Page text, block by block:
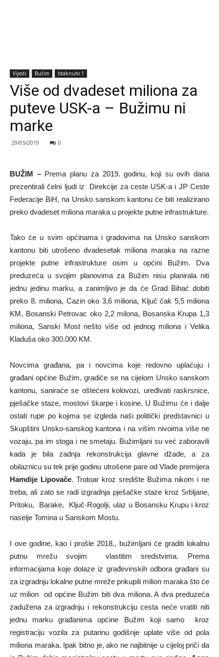
Vijesti Bužim Istaknuto 1
Više od dvadeset miliona za
puteve USK-a – Bužimu ni
marke
29/05/2019 0
BUŽIM – Prema planu za 2019. godinu, koji su ovih dana
prezentirali čelni ljudi iz Direkcije za ceste USK-a i JP Ceste
Federacije BiH, na Unsko sanskom kantonu će biti realizirano
preko dvadeset miliona maraka u projekte putne infrastrukture.
Tako će u svim općinama i gradovima na Unsko sanskom
kantonu biti utrošeno dvadesetak miliona maraka na razne
projekte putne infrastrukture osim u općini Bužim. Dva
preduzeća u svojim planovima za Bužim nisu planirala niti
jednu jedinu marku, a zanimljivo je da će Grad Bihać dobiti
preko 8. miliona, Cazin oko 3,6 miliona, Ključ čak 5,5 miliona
KM, Bosanski Petrovac oko 2,2 milona, Bosanska Krupa 1,3
miliona, Sanski Most nešto više od jednog miliona i Velika
Kladuša oko 300.000 KM.
Novcima građana, pa i novcima koje redovno uplaćuju i
građani općine Bužim, gradiće se na cijelom Unsko sanskom
kantonu, saniraće se oštećeni kolovozi, uređivati raskrsnice,
pješačke staze, mostovi škarpe i kosine. U Bužimu će i dalje
ostati rupe po kojima se izgleda naši politički predstavnici u
Skupštini Unsko-sanskog kantona i na višim nivoima više ne
vozaju, pa im stoga i ne smetaju. Bužimljani su već zaboravili
kada je bila zadnja rekonstrukcija glavne džade, a za
obilaznicu su tek prije godinu utrošene pare od Vlade premijera
Hamdije Lipovače. Trotoar kroz središte Bužima nikom i ne
treba, ali zato se radi izgradnja pješačke staze kroz Srbljane,
Pritoku, Barake, Ključ-Rogolji, ulaz u Bosansku Krupu i kroz
naselje Tomina u Sanskom Mostu.
I ove godine, kao i prošle 2018., bužimljani će graditi lokalnu
putnu mrežu svojim vlastitim sredstvima. Prema
informacijama koje dolaze iz građevinskih odbora građani su
za izgradnju lokalne putne mreže prikupili milion maraka što će
uz milion od općine Bužim biti dva miliona. A dva preduzeća
zadužena za izgradnju i rekonstrukciju cesta neće vratiti niti
jednu marku građanima općine Bužim koji samo kroz
registraciju vozila za putarinu godišnje uplate više od pola
miliona maraka. Ipak bitno je, ako ne najbitnije u cijeloj priči da